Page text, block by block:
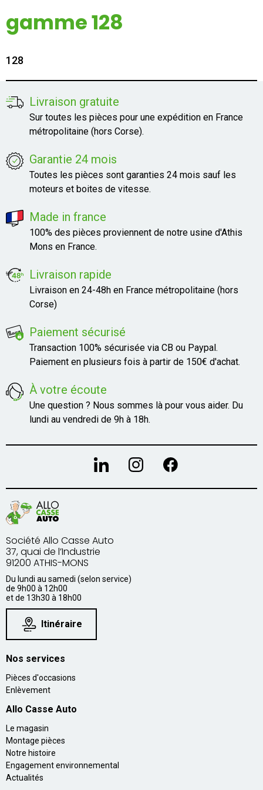
gamme 128
128
Livraison gratuite
Sur toutes les pièces pour une expédition en France
métropolitaine (hors Corse).
Garantie 24 mois
Toutes les pièces sont garanties 24 mois sauf les
moteurs et boites de vitesse.
Made in france
100% des pièces proviennent de notre usine d'Athis
Mons en France.
Livraison rapide
Livraison en 24-48h en France métropolitaine (hors
Corse)
Paiement sécurisé
Transaction 100% sécurisée via CB ou Paypal.
Paiement en plusieurs fois à partir de 150€ d'achat.
À votre écoute
Une question ? Nous sommes là pour vous aider. Du
lundi au vendredi de 9h à 18h.
Société Allo Casse Auto
37, quai de l’Industrie
91200 ATHIS-MONS
Du lundi au samedi (selon service)
de 9h00 à 12h00
et de 13h30 à 18h00
Itinéraire
Nos services
Pièces d'occasions
Enlèvement
Allo Casse Auto
Le magasin
Montage pièces
Notre histoire
Engagement environnemental
Actualités